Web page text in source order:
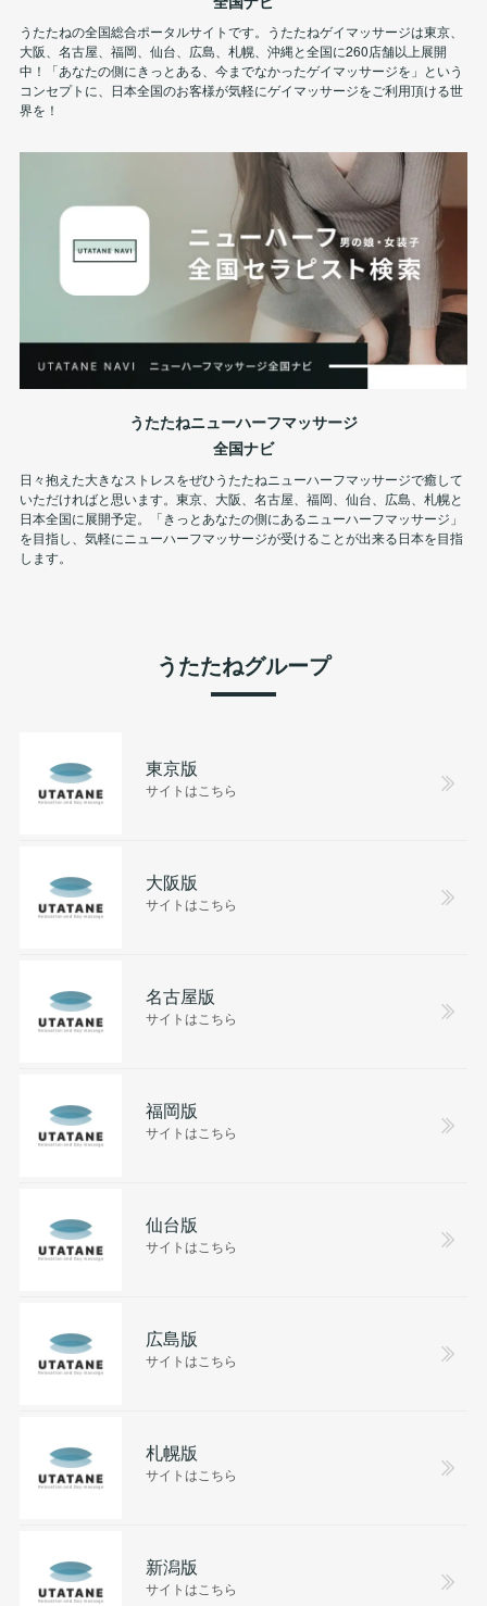
うたたねの全国総合ポータルサイトです。うたたねゲイマッサージは東京、
大阪、名古屋、福岡、仙台、広島、札幌、沖縄と全国に260店舗以上展開
中！「あなたの側にきっとある、今までなかったゲイマッサージを」という
コンセプトに、日本全国のお客様が気軽にゲイマッサージをご利用頂ける世
界を！
うたたねニューハーフマッサージ
全国ナビ
日々抱えた大きなストレスをぜひうたたねニューハーフマッサージで癒して
いただければと思います。東京、大阪、名古屋、福岡、仙台、広島、札幌と
日本全国に展開予定。「きっとあなたの側にあるニューハーフマッサージ」
を目指し、気軽にニューハーフマッサージが受けることが出来る日本を目指
します。
うたたねグループ
東京版
サイトはこちら
大阪版
サイトはこちら
名古屋版
サイトはこちら
福岡版
サイトはこちら
仙台版
サイトはこちら
広島版
サイトはこちら
札幌版
サイトはこちら
新潟版
サイトはこちら